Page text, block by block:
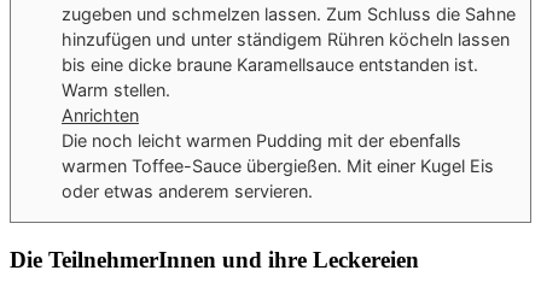
zugeben und schmelzen lassen. Zum Schluss die Sahne
hinzufügen und unter ständigem Rühren köcheln lassen
bis eine dicke braune Karamellsauce entstanden ist.
Warm stellen.
Anrichten
Die noch leicht warmen Pudding mit der ebenfalls
warmen Toffee-Sauce übergießen. Mit einer Kugel Eis
oder etwas anderem servieren.
Die TeilnehmerInnen und ihre Leckereien